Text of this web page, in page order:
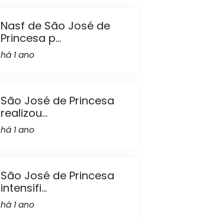
Nasf de São José de
Princesa p...
há 1 ano
São José de Princesa
realizou...
há 1 ano
São José de Princesa
intensifi...
há 1 ano